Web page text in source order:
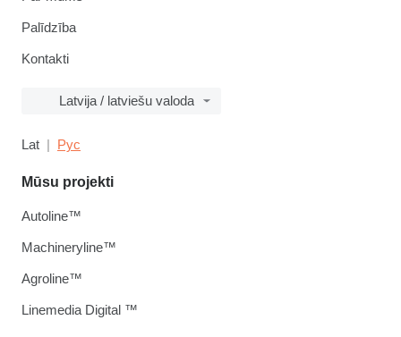
Palīdzība
Kontakti
Latvija / latviešu valoda
Lat Рус
Mūsu projekti
Autoline™
Machineryline™
Agroline™
Linemedia Digital ™